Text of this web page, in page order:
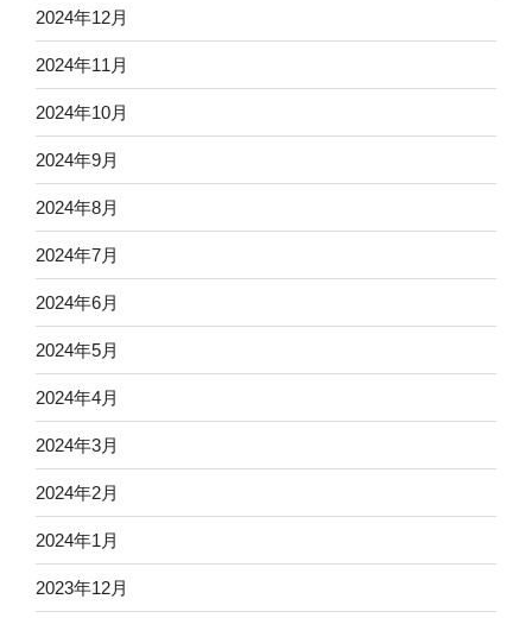
2024年12月
2024年11月
2024年10月
2024年9月
2024年8月
2024年7月
2024年6月
2024年5月
2024年4月
2024年3月
2024年2月
2024年1月
2023年12月